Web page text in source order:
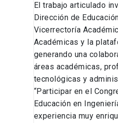
El trabajo articulado
Dirección de
Vicerrectoría
Académicas y la
generando una
áreas académicas,
tecnológicas y
“Participar en el
Educación en
experiencia muy